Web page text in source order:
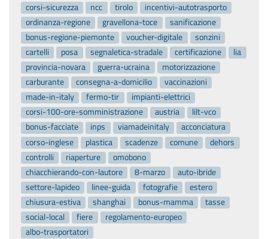
corsi-sicurezza
ncc tirolo
incentivi-autotrasporto
ordinanza-regione
gravellona-toce
sanificazione
bonus-regione-piemonte
voucher-digitale
sonzini
cartelli
posa segnaletica-stradale certificazione
lia
provincia-novara
guerra-ucraina
motorizzazione
carburante
consegna-a-domicilio
vaccinazioni
made-in-italy
fermo-tir
impianti-elettrici
corsi-100-ore-somministrazione
austria
lilt-vco
bonus-facciate
inps viamadeinitaly
acconciatura
corso-inglese
plastica scadenze comune
dehors
controlli
riaperture
omobono
chiacchierando-con-lautore
8-marzo
auto-ibride
settore-lapideo
linee-guida fotografie
estero
chiusura-estiva
shanghai bonus-mamma
tasse
social-local
fiere
regolamento-europeo
albo-trasportatori